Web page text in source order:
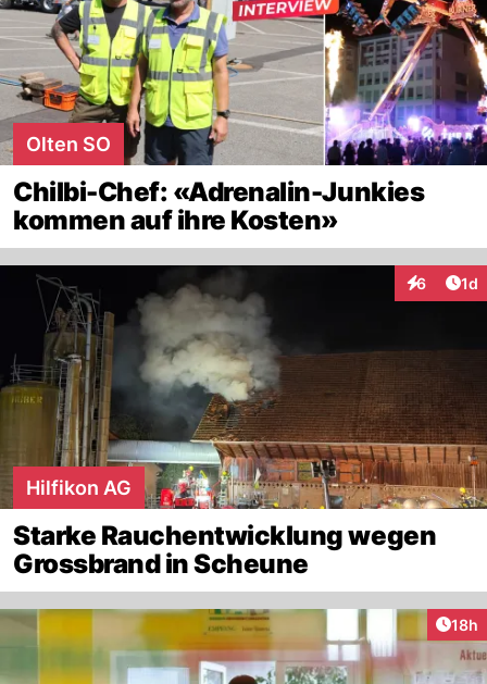
Olten SO
Chilbi-Chef: «Adrenalin-Junkies
kommen auf ihre Kosten»
6 1d
Hilfikon AG
Starke Rauchentwicklung wegen
Grossbrand in Scheune
18h